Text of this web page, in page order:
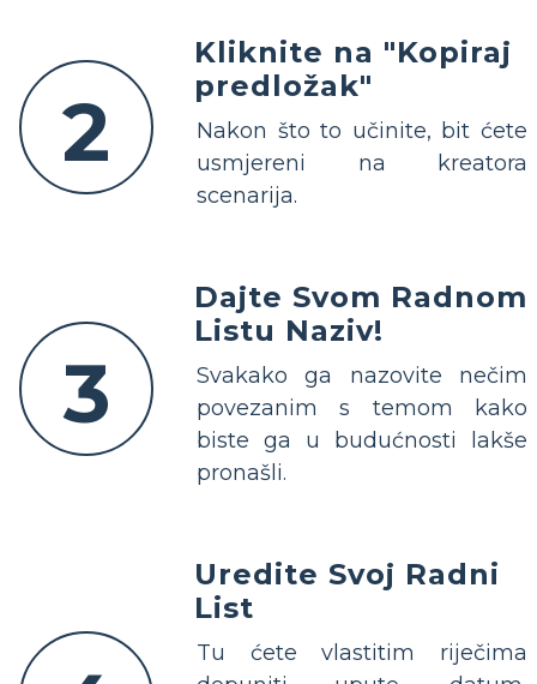
2
Kliknite na "Kopiraj
predložak"
Nakon što to učinite, bit ćete
usmjereni na kreatora
scenarija.
3
Dajte Svom Radnom
Listu Naziv!
Svakako ga nazovite nečim
povezanim s temom kako
biste ga u budućnosti lakše
pronašli.
Uredite Svoj Radni
List
Tu ćete vlastitim riječima